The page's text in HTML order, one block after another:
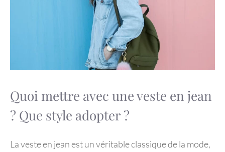
Quoi mettre avec une veste en jean
? Que style adopter ?
La veste en jean est un véritable classique de la mode,